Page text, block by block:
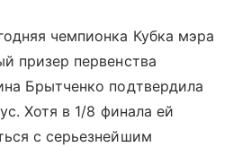
чемпионка Кубка мэра
призер первенства
Брытченко подтвердила
Хотя в 1/8 финала ей
с серьезнейшим